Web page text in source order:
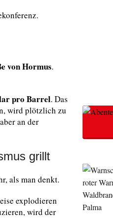
von Hormus.
pro Barrel. Das
wird plötzlich zu
an der
grillt
als man denkt.
explodieren
wird der